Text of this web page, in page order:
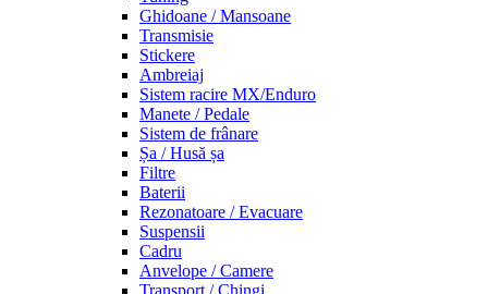
Ghidoane / Mansoane
Transmisie
Stickere
Ambreiaj
Sistem racire MX/Enduro
Manete / Pedale
Sistem de frânare
Șa / Husă șa
Filtre
Baterii
Rezonatoare / Evacuare
Suspensii
Cadru
Anvelope / Camere
Transport / Chingi